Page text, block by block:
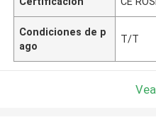
Condiciones de p
ago
T/T